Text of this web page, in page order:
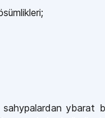
ybarat